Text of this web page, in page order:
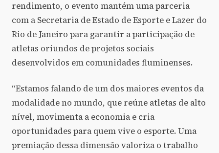
rendimento, o evento mantém uma parceria
com a Secretaria de Estado de Esporte e Lazer do
Rio de Janeiro para garantir a participação de
atletas oriundos de projetos sociais
desenvolvidos em comunidades fluminenses.
“Estamos falando de um dos maiores eventos da
modalidade no mundo, que reúne atletas de alto
nível, movimenta a economia e cria
oportunidades para quem vive o esporte. Uma
premiação dessa dimensão valoriza o trabalho